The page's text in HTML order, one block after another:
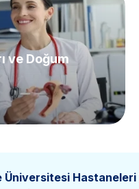
ve Doğum
Üniversitesi Hastaneleri